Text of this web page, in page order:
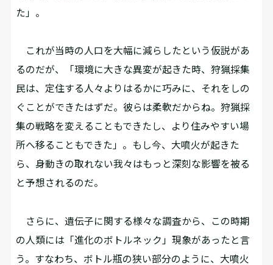
た」。
これが当時の人口を大幅に減らしたという仮説があ
るのだが、「環境に大きな異変が起きた時、狩猟採集
民は、定住する人々よりはるかに巧みに、それをしの
ぐことができたはずだ。彼らは柔軟だからね。狩猟採
集の戦略を変えることもできたし、より住みやすい場
所へ移ることもできた」。もし今、大噴火が起きた
ら、身動きの取れない我々はもっと深刻な影響を被る
と予想されるのだ。
さらに、遺伝子に関する様々な調査から、この時期
の人類には「進化のボトルネック」現象があったと言
う。すなわち、ボトル瓶の狭い部分のように、大噴火